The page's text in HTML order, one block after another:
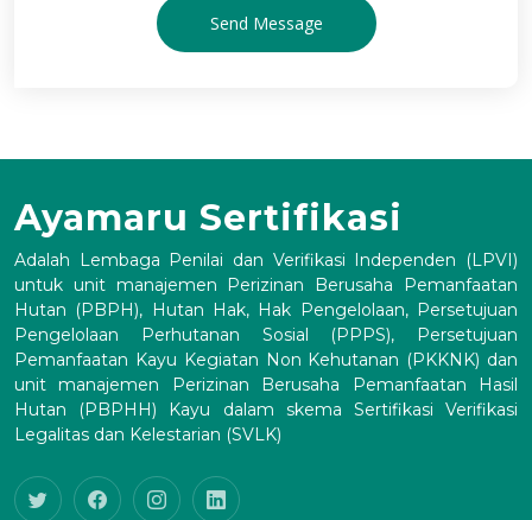
Send Message
Ayamaru Sertifikasi
Adalah Lembaga Penilai dan Verifikasi Independen (LPVI)
untuk unit manajemen Perizinan Berusaha Pemanfaatan
Hutan (PBPH), Hutan Hak, Hak Pengelolaan, Persetujuan
Pengelolaan Perhutanan Sosial (PPPS), Persetujuan
Pemanfaatan Kayu Kegiatan Non Kehutanan (PKKNK) dan
unit manajemen Perizinan Berusaha Pemanfaatan Hasil
Hutan (PBPHH) Kayu dalam skema Sertifikasi Verifikasi
Legalitas dan Kelestarian (SVLK)